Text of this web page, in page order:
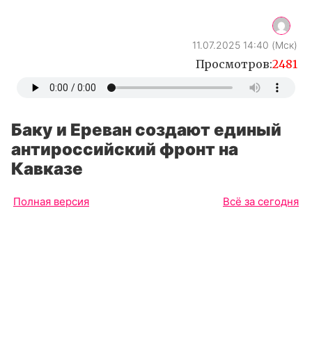
11.07.2025 14:40 (Мск)
Просмотров:2481
Баку и Ереван создают единый
антироссийский фронт на
Кавказе
Полная версия Всё за сегодня